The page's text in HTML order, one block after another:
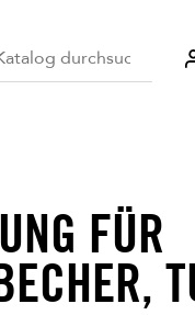
FÜR